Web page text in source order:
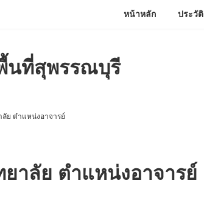
หน้าหลัก ประวัติ
นที่สุพรรณบุรี
ย ตำแหน่งอาจารย์
าลัย ตำแหน่งอาจารย์